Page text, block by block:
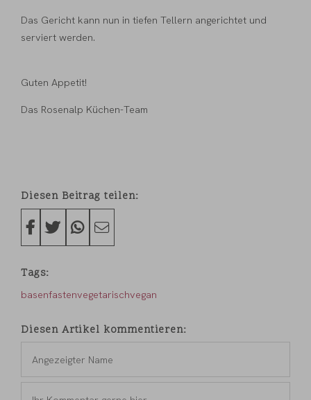
Das Gericht kann nun in tiefen Tellern angerichtet und
serviert werden.
Guten Appetit!
Das Rosenalp Küchen-Team
Diesen Beitrag teilen
Tags
basenfastenvegetarischvegan
Diesen Artikel kommentieren
Name
*